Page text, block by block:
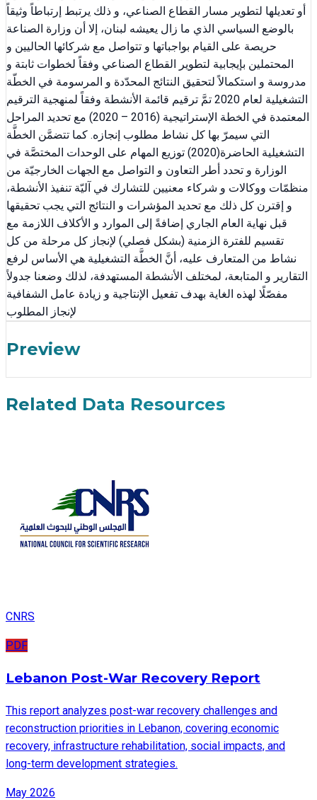
أو تعديلها لتطوير مسار القطاع الصناعي، و ذلك يرتبط إرتباطاً وثيقاً
بالوضع السياسي الذي ما زال يعيشه لبنان، إلا أن وزارة الصناعة
حريصة على القيام بواجباتها و تتواصل مع شركائها الحاليين و
المحتملين بإيجابية لتطوير القطاع الصناعي وفقاً لخطوات ثابتة و
مدروسة و استكمالاً لتحقيق النتائج المحدّدة و المرسومة في الخطّة
التشغيلية لعام 2020 تمَّ ترقيم قائمة الأنشطة وفقاً لمنهجية الترقيم
المعتمدة في الخطة الإستراتيجية (2016 – 2020) مع تحديد المراحل
التي سيمرّ بها كل نشاط مطلوب إنجازه. كما تتضمَّن الخطَّة
التشغيلية الحاضرة(2020) توزيع المهام على الوحدات المختصَّة في
الوزارة و تحدد أطر التعاون و التواصل مع الجهات الخارجيّة من
منظمّات ووكالات و شركاء معنيين للتشارك في آليّة تنفيذ الأنشطة،
و إقترن كل ذلك مع تحديد المؤشرات و النتائج التي يجب تحقيقها
قبل نهاية العام الجاري إضافةً إلى الموارد و الأكلاف اللازمة مع
تقسيم للفترة الزمنية (بشكل فصلي) لإنجاز كل مرحلة من كل
نشاط من المتعارف عليه، أنَّ الخطَّة التشغيلية هي الأساس لرفع
التقارير و المتابعة، لمختلف الأنشطة المستهدفة، لذلك وضعنا جدولاً
مفصّلًا لهذه الغاية بهدف تفعيل الإنتاجية و زيادة عامل الشفافية
لإنجاز المطلوب
Preview
Related Data Resources
CNRS
PDF
Lebanon Post-War Recovery Report
This report analyzes post-war recovery challenges and
reconstruction priorities in Lebanon, covering economic
recovery, infrastructure rehabilitation, social impacts, and
long-term development strategies.
May 2026